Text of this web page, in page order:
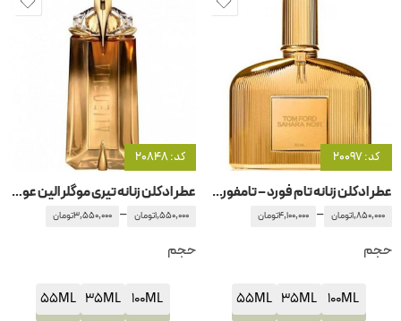
کد: 20097
عطر ادکلن زنانه تام فورد – تامفورد ساهارا نویر
1,850,000تومان –
4,100,000تومان
حجم
100ML
35ML
55ML
کد: 20848
عطر ادکلن زنانه تیری موگلر الین عود ماجستیو
1,550,000تومان –
3,550,000تومان
حجم
100ML
35ML
55ML